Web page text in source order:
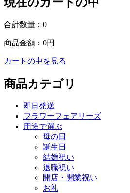
合計数量： 0
商品金額： 0円
カートの中を見る
商品カテゴリ
即日発送
フラワーフェアリーズ
用途で選ぶ
母の日
誕生日
結婚祝い
退職祝い
開店・開業祝い
お礼